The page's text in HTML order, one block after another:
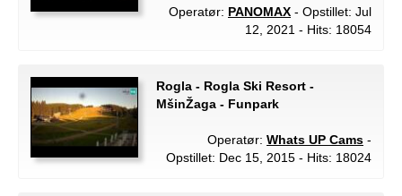
Operatør: PANOMAX - Opstillet: Jul
12, 2021 - Hits: 18054
Rogla - Rogla Ski Resort -
MšinŽaga - Funpark
Operatør: Whats UP Cams -
Opstillet: Dec 15, 2015 - Hits: 18024